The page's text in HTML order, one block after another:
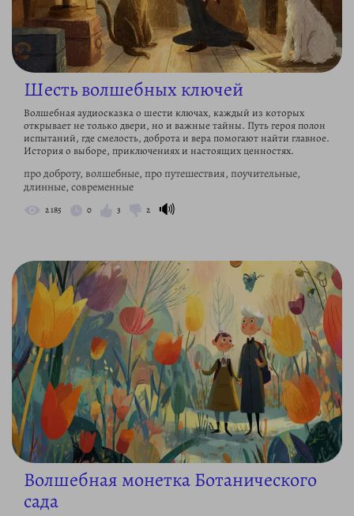
Шесть волшебных ключей
Волшебная аудиосказка о шести ключах, каждый из которых
открывает не только двери, но и важные тайны. Путь героя полон
испытаний, где смелость, доброта и вера помогают найти главное.
История о выборе, приключениях и настоящих ценностях.
про доброту, волшебные, про путешествия, поучительные,
длинные, современные
2 185 0 3 2 🔊
Волшебная монетка Ботанического
сада